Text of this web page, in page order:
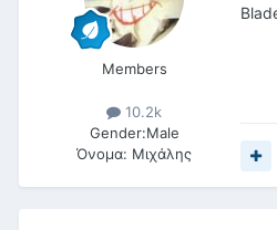
Members
10.2k
Gender:Male
Όνομα: Μιχάλης